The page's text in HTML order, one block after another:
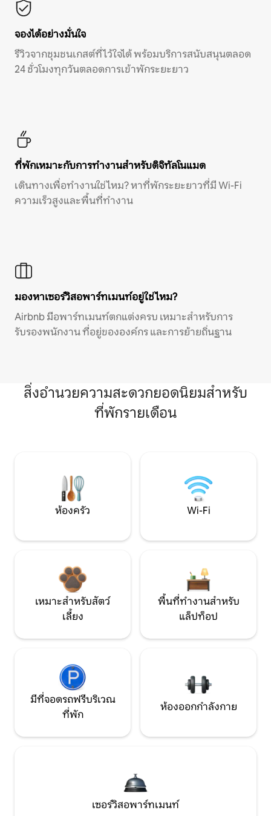
จองได้อย่างมั่นใจ
รีวิวจากชุมชนเกสต์ที่ไว้ใจได้ พร้อมบริการสนับสนุนตลอด
24 ชั่วโมงทุกวันตลอดการเข้าพักระยะยาว
ที่พักเหมาะกับการทำงานสำหรับดิจิทัลโนแมด
เดินทางเพื่อทำงานใช่ไหม? หาที่พักระยะยาวที่มี Wi-Fi
ความเร็วสูงและพื้นที่ทำงาน
มองหาเซอร์วิสอพาร์ทเมนท์อยู่ใช่ไหม?
Airbnb มีอพาร์ทเมนท์ตกแต่งครบ เหมาะสำหรับการ
รับรองพนักงาน ที่อยู่ขององค์กร และการย้ายถิ่นฐาน
สิ่งอำนวยความสะดวกยอดนิยมสำหรับ
ที่พักรายเดือน
ห้องครัว Wi-Fi
เหมาะสำหรับสัตว์
เลี้ยง
พื้นที่ทำงานสำหรับ
แล็ปท็อป
มีที่จอดรถฟรีบริเวณ
ที่พัก
ห้องออกกำลังกาย
เซอร์วิสอพาร์ทเมนท์